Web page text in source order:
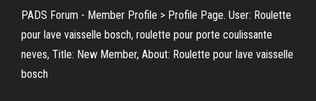
PADS Forum - Member Profile > Profile Page. User: Roulette
pour lave vaisselle bosch, roulette pour porte coulissante
neves, Title: New Member, About: Roulette pour lave vaisselle
bosch